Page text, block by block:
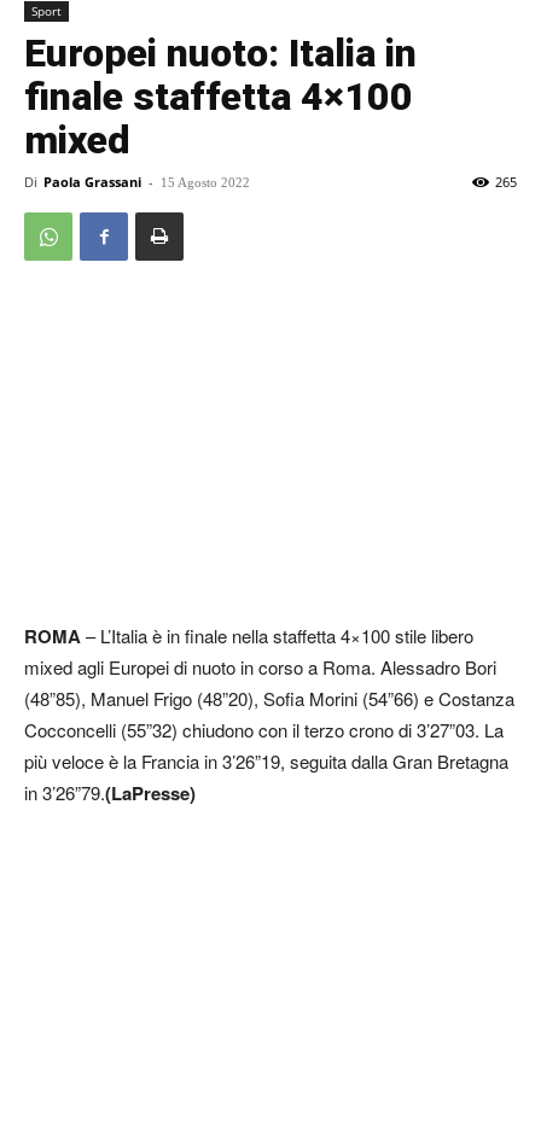
Sport
Europei nuoto: Italia in
finale staffetta 4×100
mixed
Di Paola Grassani - 15 Agosto 2022 265
ROMA– L’Italia è in finale nella staffetta 4×100 stile libero
mixed agli Europei di nuoto in corso a Roma. Alessadro Bori
(48”85), Manuel Frigo (48”20), Sofia Morini (54”66) e Costanza
Cocconcelli (55”32) chiudono con il terzo crono di 3’27”03. La
più veloce è la Francia in 3’26”19, seguita dalla Gran Bretagna
in 3’26”79.(LaPresse)